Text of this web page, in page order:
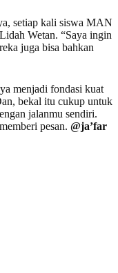
setiap kali siswa MAN
Wetan. “Saya ingin
juga bisa bahkan
menjadi fondasi kuat
bekal itu cukup untuk
jalanmu sendiri.
pesan. @ja’far